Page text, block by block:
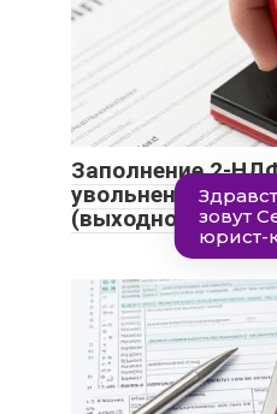
Заполнение 2-
увольнении
(выходное